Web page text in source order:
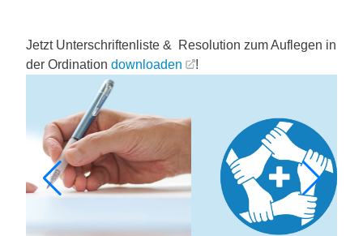
Jetzt Unterschriftenliste & Resolution zum Auflegen in
der Ordination downloaden !